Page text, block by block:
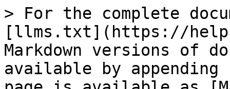
> For the complete
[llms.txt](https://
Markdown versions of
available by